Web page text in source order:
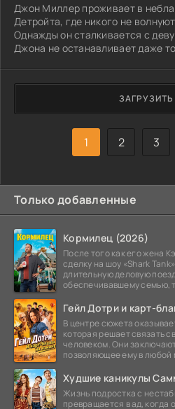
Джон Миллер проживает в
Детройта, где никого не
Однажды он сталкивается с
Джона не останавливает даже
чёткое предупреждение: нужно
Миллер не принимает угрозы
продолжает проявлять
избирает другой путь: он
оказывается за решёткой на
1 2 3
Только добавленные
Кормилец (2026)
После того как его жена
сделку на шоу «Shark
длительную деловую
обеспечивавшему семью,
Гейл Дотри и карт-
В центре сюжета
которая решает связать
человеком. Они
позволяющее ему в любой
Худшие каникулы
Жизнь подростка с
превращается в ад, когда